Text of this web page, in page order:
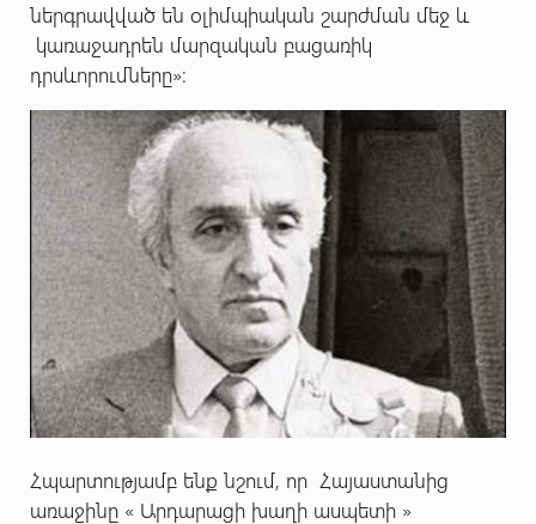
ներգրավված են օլիմպիական շարժման մեջ և
կառաջադրեն մարզական բացառիկ
դրսևորումները»:
Հպարտությամբ ենք նշում, որ Հայաստանից
առաջինը « Արդարացի խաղի ասպետի »